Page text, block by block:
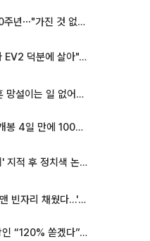
임영웅, 어느덧 데뷔 10주년⋯"가진 것 없던 시절, 내 앞엔 20명의 팬뿐"
'굿 윌 헌팅' 배우 "기아 EV2 덕분에 살아"…교통사고 후 안전성 극찬
李대통령 “청년이 결혼 망설이는 일 없어야...제도상 불이익 조사”
놀란 감독 '오디세이', 개봉 4일 만에 100만 돌파⋯'왕사남' 보다 빠르다
김희철, '뒤집힌 태극기' 지적 후 정치색 논란…"좌우 떠나 우리나라 국기"
'불명' 문세윤, 故 터틀맨 빈자리 채웠다…'거북이' 눈물의 최종 우승
AT마드리드 ‘7번’ 이강인 “120% 쏟겠다”⋯시메오네 감독 “필요한 선수”